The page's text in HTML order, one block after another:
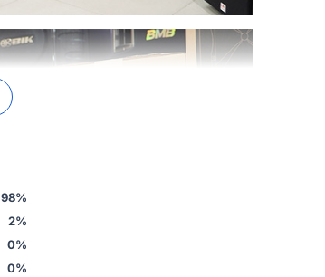
98%
2%
0%
0%